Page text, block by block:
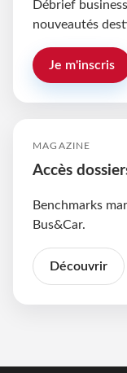
Débrief
nouveautés
Je m'inscris
MAGAZINE
Accès
Benchmarks
Bus&Car.
Découvrir